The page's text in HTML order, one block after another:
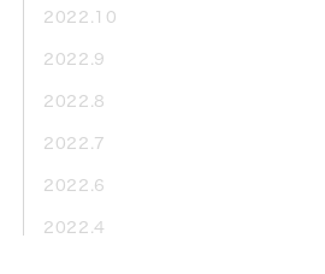
2022.10
2022.9
2022.8
2022.7
2022.6
2022.4